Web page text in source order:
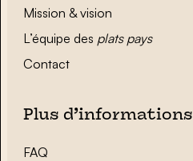
Mission & vision
L’équipe des plats pays
Contact
Plus d’informations
FAQ